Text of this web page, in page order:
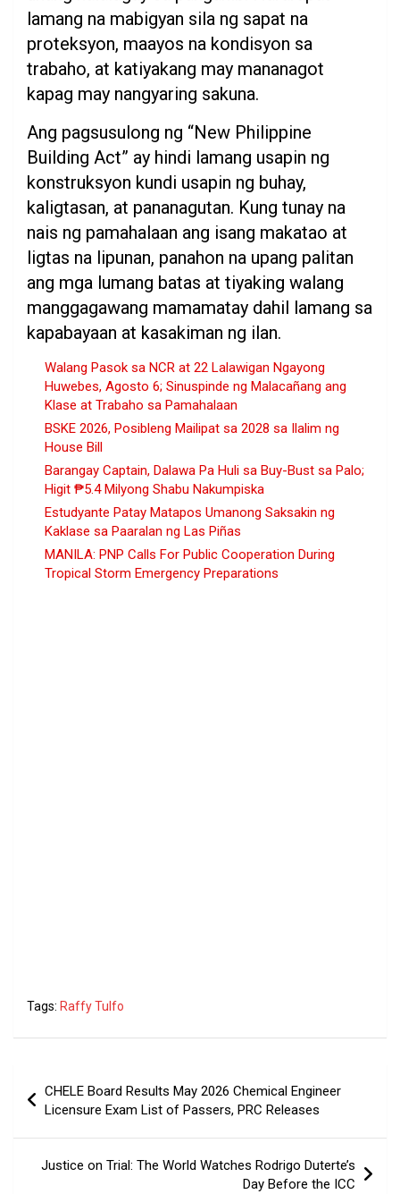
lamang na mabigyan sila ng sapat na
proteksyon, maayos na kondisyon sa
trabaho, at katiyakang may mananagot
kapag may nangyaring sakuna.
Ang pagsusulong ng “New Philippine
Building Act” ay hindi lamang usapin ng
konstruksyon kundi usapin ng buhay,
kaligtasan, at pananagutan. Kung tunay na
nais ng pamahalaan ang isang makatao at
ligtas na lipunan, panahon na upang palitan
ang mga lumang batas at tiyaking walang
manggagawang mamamatay dahil lamang sa
kapabayaan at kasakiman ng ilan.
Walang Pasok sa NCR at 22 Lalawigan Ngayong
Huwebes, Agosto 6; Sinuspinde ng Malacañang ang
Klase at Trabaho sa Pamahalaan
BSKE 2026, Posibleng Mailipat sa 2028 sa Ilalim ng
House Bill
Barangay Captain, Dalawa Pa Huli sa Buy-Bust sa Palo;
Higit ₱5.4 Milyong Shabu Nakumpiska
Estudyante Patay Matapos Umanong Saksakin ng
Kaklase sa Paaralan ng Las Piñas
MANILA: PNP Calls For Public Cooperation During
Tropical Storm Emergency Preparations
Tags: Raffy Tulfo
navigation
CHELE Board Results May 2026 Chemical Engineer
Licensure Exam List of Passers, PRC Releases
Justice on Trial: The World Watches Rodrigo Duterte’s
Day Before the ICC